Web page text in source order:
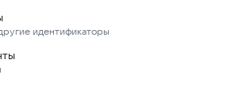
идентификаторы